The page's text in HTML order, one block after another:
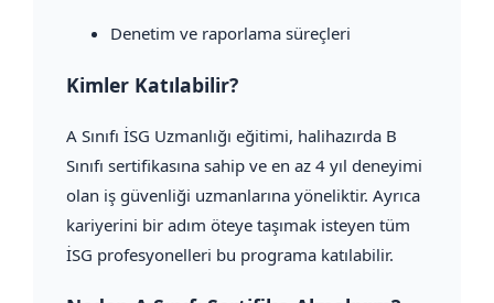
Denetim ve raporlama süreçleri
Kimler Katılabilir?
A Sınıfı İSG Uzmanlığı eğitimi, halihazırda B
Sınıfı sertifikasına sahip ve en az 4 yıl deneyimi
olan iş güvenliği uzmanlarına yöneliktir. Ayrıca
kariyerini bir adım öteye taşımak isteyen tüm
İSG profesyonelleri bu programa katılabilir.